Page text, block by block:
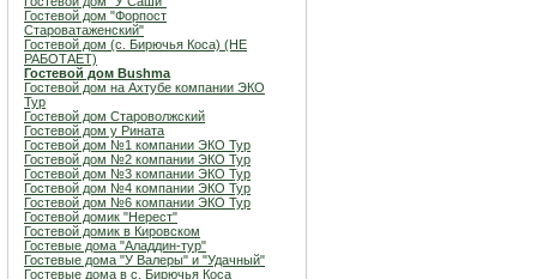
Гостевой дом "Форпост
Староватаженский"
Гостевой дом (с. Бирючья Коса) (НЕ
РАБОТАЕТ)
Гостевой дом Bushma
Гостевой дом на Ахтубе компании ЭКО
Тур
Гостевой дом Староволжский
Гостевой дом у Рината
Гостевой дом №1 компании ЭКО Тур
Гостевой дом №2 компании ЭКО Тур
Гостевой дом №3 компании ЭКО Тур
Гостевой дом №4 компании ЭКО Тур
Гостевой дом №6 компании ЭКО Тур
Гостевой домик "Нерест"
Гостевой домик в Кировском
Гостевые дома "Аладдин-тур"
Гостевые дома "У Валеры" и "Удачный"
Гостевые дома в с. Бирючья Коса